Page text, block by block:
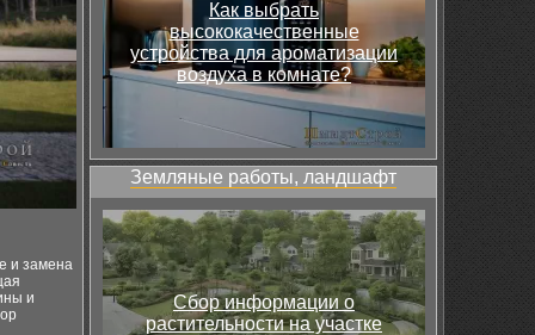
и замена
и
Как выбрать
высококачественные
устройства для ароматизации
воздуха в комнате?
Земляные работы, ландшафт
Сбор информации о
растительности на участке